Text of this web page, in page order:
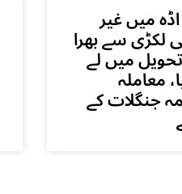
میں غیر
لکڑی سے بھرا
میں لے
معاملہ
جنگلات کے